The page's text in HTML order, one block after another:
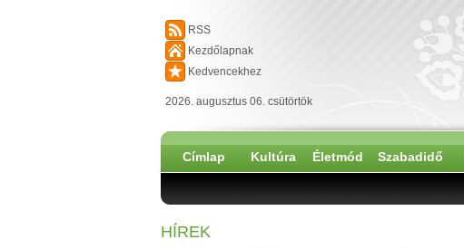
RSS
Kezdőlapnak
Kedvencekhez
2026. augusztus 06. csütörtök
Címlap Kultúra Életmód Szabadidő
HÍREK